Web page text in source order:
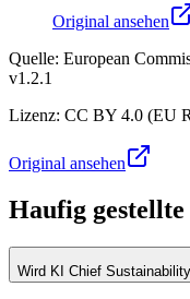
Original ansehen
Quelle: European
v1.2.1
Lizenz: CC BY 4.0 (EU
Original ansehen
Haufig
Wird KI Chief